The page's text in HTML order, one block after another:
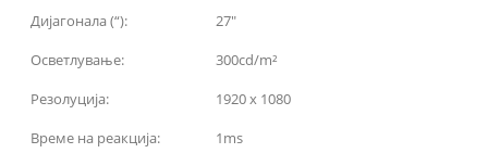
Дијагонала (“):
27″
Осветлување:
300cd/m²
Резолуција:
1920 x 1080
Време на реакција:
1ms